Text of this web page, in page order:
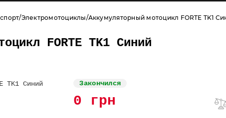
Электромотоциклы Аккумуляторный мотоцикл FORTE TK1
FORTE TK1 Синий
Закончился
0 грн